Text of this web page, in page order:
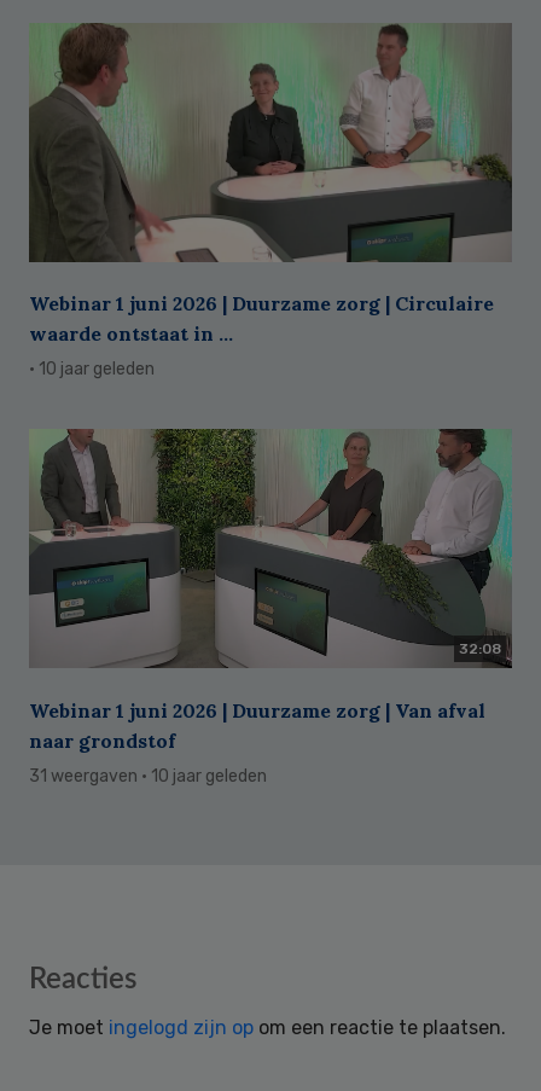
Webinar 1 juni 2026 | Duurzame zorg | Circulaire
waarde ontstaat in ...
· 10 jaar geleden
32:08
Webinar 1 juni 2026 | Duurzame zorg | Van afval
naar grondstof
31 weergaven · 10 jaar geleden
Reader
Reacties
Je moet ingelogd zijn op om een reactie te plaatsen.